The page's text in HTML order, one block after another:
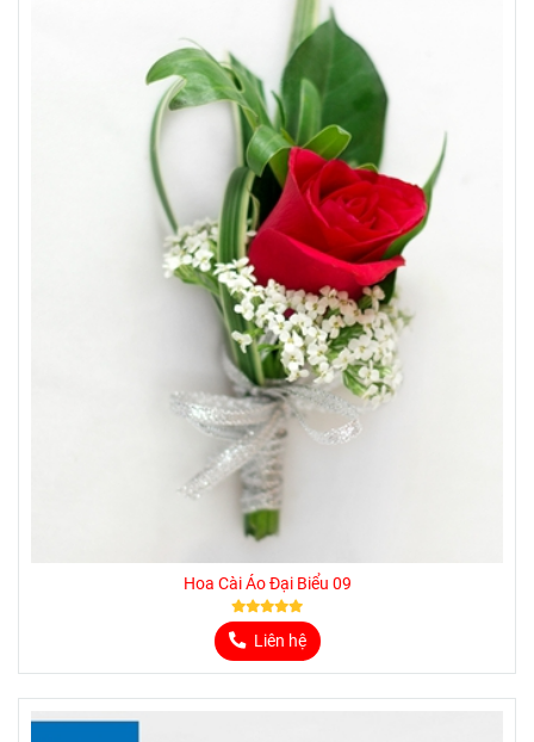
Hoa Cài Áo Đại Biểu 09
Liên hệ